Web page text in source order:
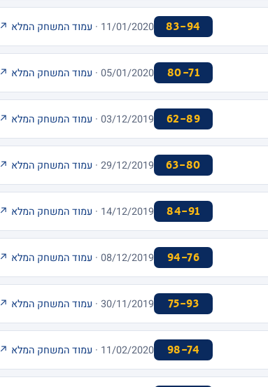
83-94
11/01/2020 · עמוד המשחק המלא ↗
80-71
05/01/2020 · עמוד המשחק המלא ↗
62-89
03/12/2019 · עמוד המשחק המלא ↗
63-80
29/12/2019 · עמוד המשחק המלא ↗
84-91
14/12/2019 · עמוד המשחק המלא ↗
94-76
08/12/2019 · עמוד המשחק המלא ↗
75-93
30/11/2019 · עמוד המשחק המלא ↗
98-74
11/02/2020 · עמוד המשחק המלא ↗